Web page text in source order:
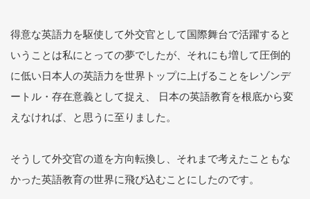
得意な英語力を駆使して外交官として国際舞台で活躍すると
いうことは私にとっての夢でしたが、それにも増して圧倒的
に低い日本人の英語力を世界トップに上げることをレゾンデ
ートル・存在意義として捉え、 日本の英語教育を根底から変
えなければ、と思うに至りました。
そうして外交官の道を方向転換し、それまで考えたこともな
かった英語教育の世界に飛び込むことにしたのです。